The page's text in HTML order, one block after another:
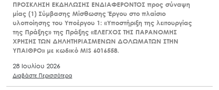
ΠΡΟΣΚΛΗΣΗ ΕΚΔΗΛΩΣΗΣ ΕΝΔΙΑΦΕΡΟΝΤΟΣ προς σύναψη
μίας (1) Σύμβασης Μίσθωσης Έργου στο πλαίσιο
υλοποίησης του Υποέργου 1: «Υποστήριξη της λειτουργίας
της Πράξης» της Πράξης «ΕΛΕΓΧΟΣ ΤΗΣ ΠΑΡΑΝΟΜΗΣ
ΧΡΗΣΗΣ ΤΩΝ ΔΗΛΗΤΗΡΙΑΣΜΕΝΩΝ ΔΟΛΩΜΑΤΩΝ ΣΤΗΝ
ΥΠΑΙΘΡΟ» με κωδικό MIS 6016558.
28 Ιουλίου 2026
Διαβάστε Περισσότερα